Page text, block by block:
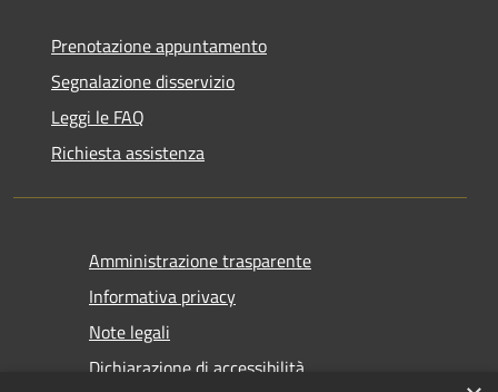
Prenotazione appuntamento
Segnalazione disservizio
Leggi le FAQ
Richiesta assistenza
Amministrazione trasparente
Informativa privacy
Note legali
Dichiarazione di accessibilità